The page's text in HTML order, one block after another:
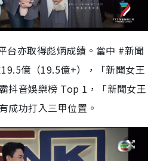
台亦取得彪炳成績。當中 #新聞
億（19.5億+），「新聞女王
抖音娛樂榜 Top 1，「新聞女王
成功打入三甲位置。